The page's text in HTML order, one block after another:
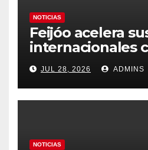
NOTICIAS
Feijóo acelera
internacionales
Latinoamérica
prioritario en su
gobierno
JUL 28, 2026 ADMINS
NOTICIAS